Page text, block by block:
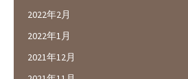
2022年2月
2022年1月
2021年12月